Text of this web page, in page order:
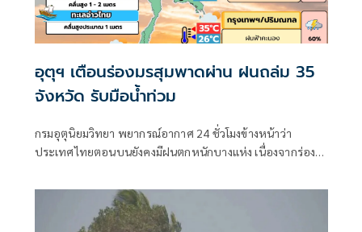
อุตุฯ เตือนร่องมรสุมพาดผ่าน ฝนถล่ม 35
จังหวัด รับมือน้ำท่วม
กรมอุตุนิยมวิทยา พยากรณ์อากาศ 24 ชั่วโมงข้างหน้าว่า
ประเทศไทยตอนบนยังคงมีฝนตกหนักบางแห่ง เนื่องจากร่อง